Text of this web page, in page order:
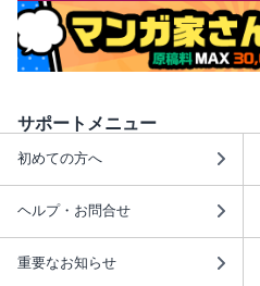
サポートメニュー
初めての方へ
ヘルプ・お問合せ
重要なお知らせ